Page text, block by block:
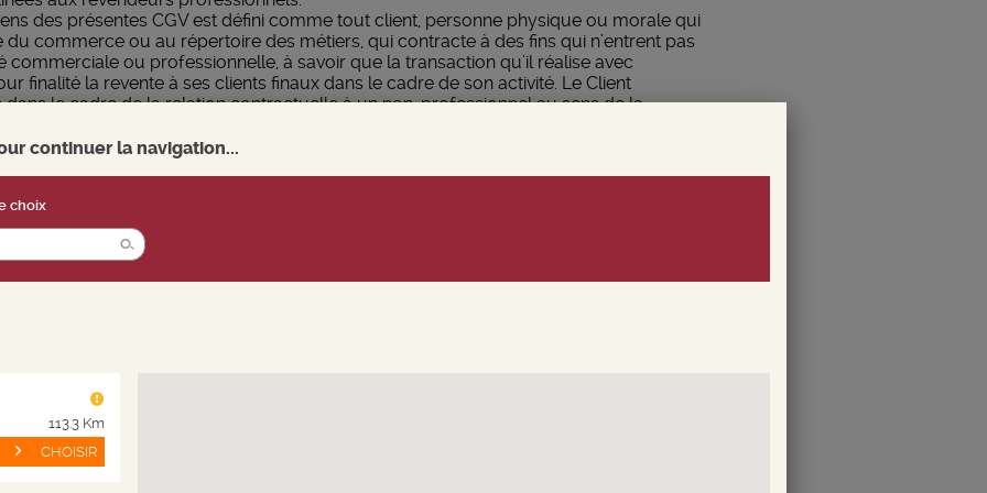
des présentes CGV est défini comme tout client, personne physique ou morale qui
commerce ou au répertoire des métiers, qui contracte à des fins qui n’entrent pas
commerciale ou professionnelle, à savoir que la transaction qu’il réalise avec
finalité la revente à ses clients finaux dans le cadre de son activité. Le Client
le cadre de la relation contractuelle à un non-professionnel au sens de la
sur le site CH.NICOLAS.COM.
Suisse, société anonyme, domiciliée Rue du Rhône 30, 1204 GENÈVE, immatriculée au
sous le numéro IDE CHE-496.690.169.
1-2. Section 3 de la Loi Fédéral sur le commerce de boissons alcooliques, la vente des
aux jeunes de moins de dix-huit ans (18 ans). Par conséquent, en remplissant votre bon
continuer la navigation...
choix
113.3 Km
CHOISIR